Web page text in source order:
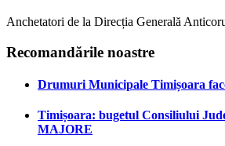
Anchetatori de la Direcția Generală
Recomandările noastre
Drumuri Municipale Timișoara
Timișoara: bugetul Consiliului
MAJORE